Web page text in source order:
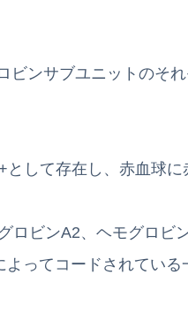
ビンサブユニットのそ
して存在し、赤血球に
ロビンA2、ヘモグロビ
ってコードされてい